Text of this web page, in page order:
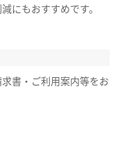
にもおすすめです。
書・ご利用案内等をお